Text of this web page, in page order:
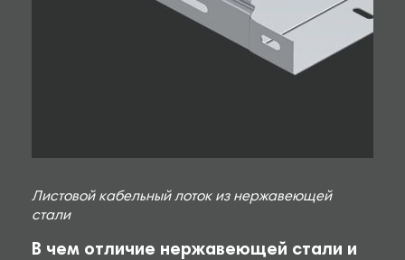
Листовой кабельный лоток из нержавеющей
стали
В чем отличие нержавеющей стали и